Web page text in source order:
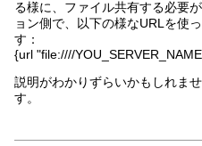
る様に、ファイル共有する必要
ョン側で、以下の様なURLを使
す：
{url "file:////
説明がわかりずらいかもしれま
す。